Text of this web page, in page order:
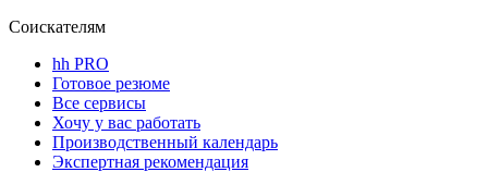
Соискателям
hh PRO
Готовое резюме
Все сервисы
Хочу у вас работать
Производственный календарь
Экспертная рекомендация